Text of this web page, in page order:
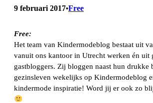
9 februari 2017•Free
Free:
Het team van Kindermodeblog bestaat uit
vanuit ons kantoor in Utrecht werken én uit
gastbloggers. Zij bloggen naast hun drukke
gezinsleven wekelijks op Kindermodeblog
kindermode inspiratie! Word jij er ook zo